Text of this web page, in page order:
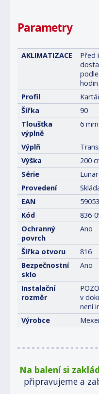
Parametry
AKLIMATIZACE
Před
Profil
Šířka
90
Tloušťka
výplně
6 mm
Výplň
Výška
200
Série
Provedení
EAN
Kód
836-
Ochranný
povrch
Ano
Šířka otvoru
816
Bezpečnostní
sklo
Ano
Instalační
rozměr
v
není
Výrobce
Na balení si
připravujeme a